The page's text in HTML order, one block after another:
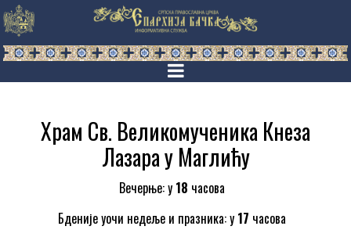
Храм Св. Великомученика Кнеза
Лазара у Маглићу
Вечерње: у 18 часова
Бденије уочи недеље и празника: у 17 часова